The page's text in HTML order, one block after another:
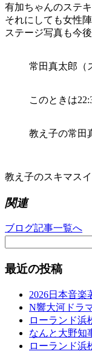
有加ちゃんのステ
それにしても女性
ステージ写真も今
常田真太郎（
このときは
教え子の常田
教え子のスキマス
関連
ブログ記事一覧へ
最近の投稿
2026日本音楽
N響大河ドラ
ローランド浜
なんと大野知
ローランド浜